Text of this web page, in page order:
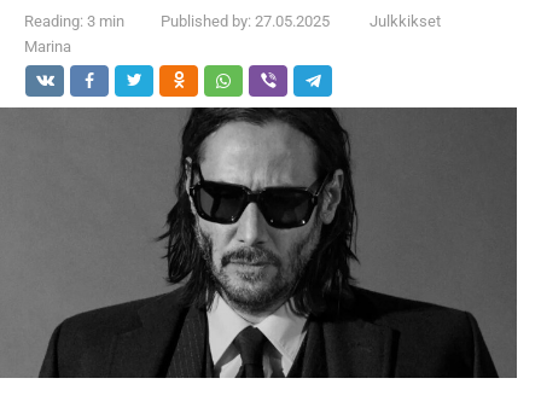
Reading: 3 min Published by: 27.05.2025
Julkkikset
Marina